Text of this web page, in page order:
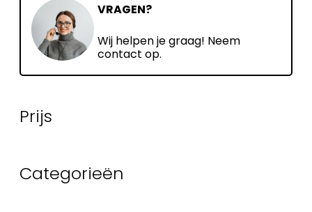
VRAGEN?
Wij helpen je graag! Neem
contact op.
Prijs
Categorieën